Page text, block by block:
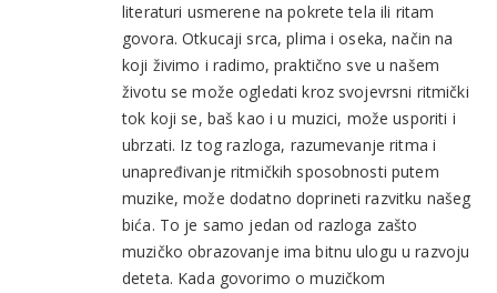
literaturi usmerene na pokrete tela ili ritam
govora. Otkucaji srca, plima i oseka, način na
koji živimo i radimo, praktično sve u našem
životu se može ogledati kroz svojevrsni ritmički
tok koji se, baš kao i u muzici, može usporiti i
ubrzati. Iz tog razloga, razumevanje ritma i
unapređivanje ritmičkih sposobnosti putem
muzike, može dodatno doprineti razvitku našeg
bića. To je samo jedan od razloga zašto
muzičko obrazovanje ima bitnu ulogu u razvoju
deteta. Kada govorimo o muzičkom